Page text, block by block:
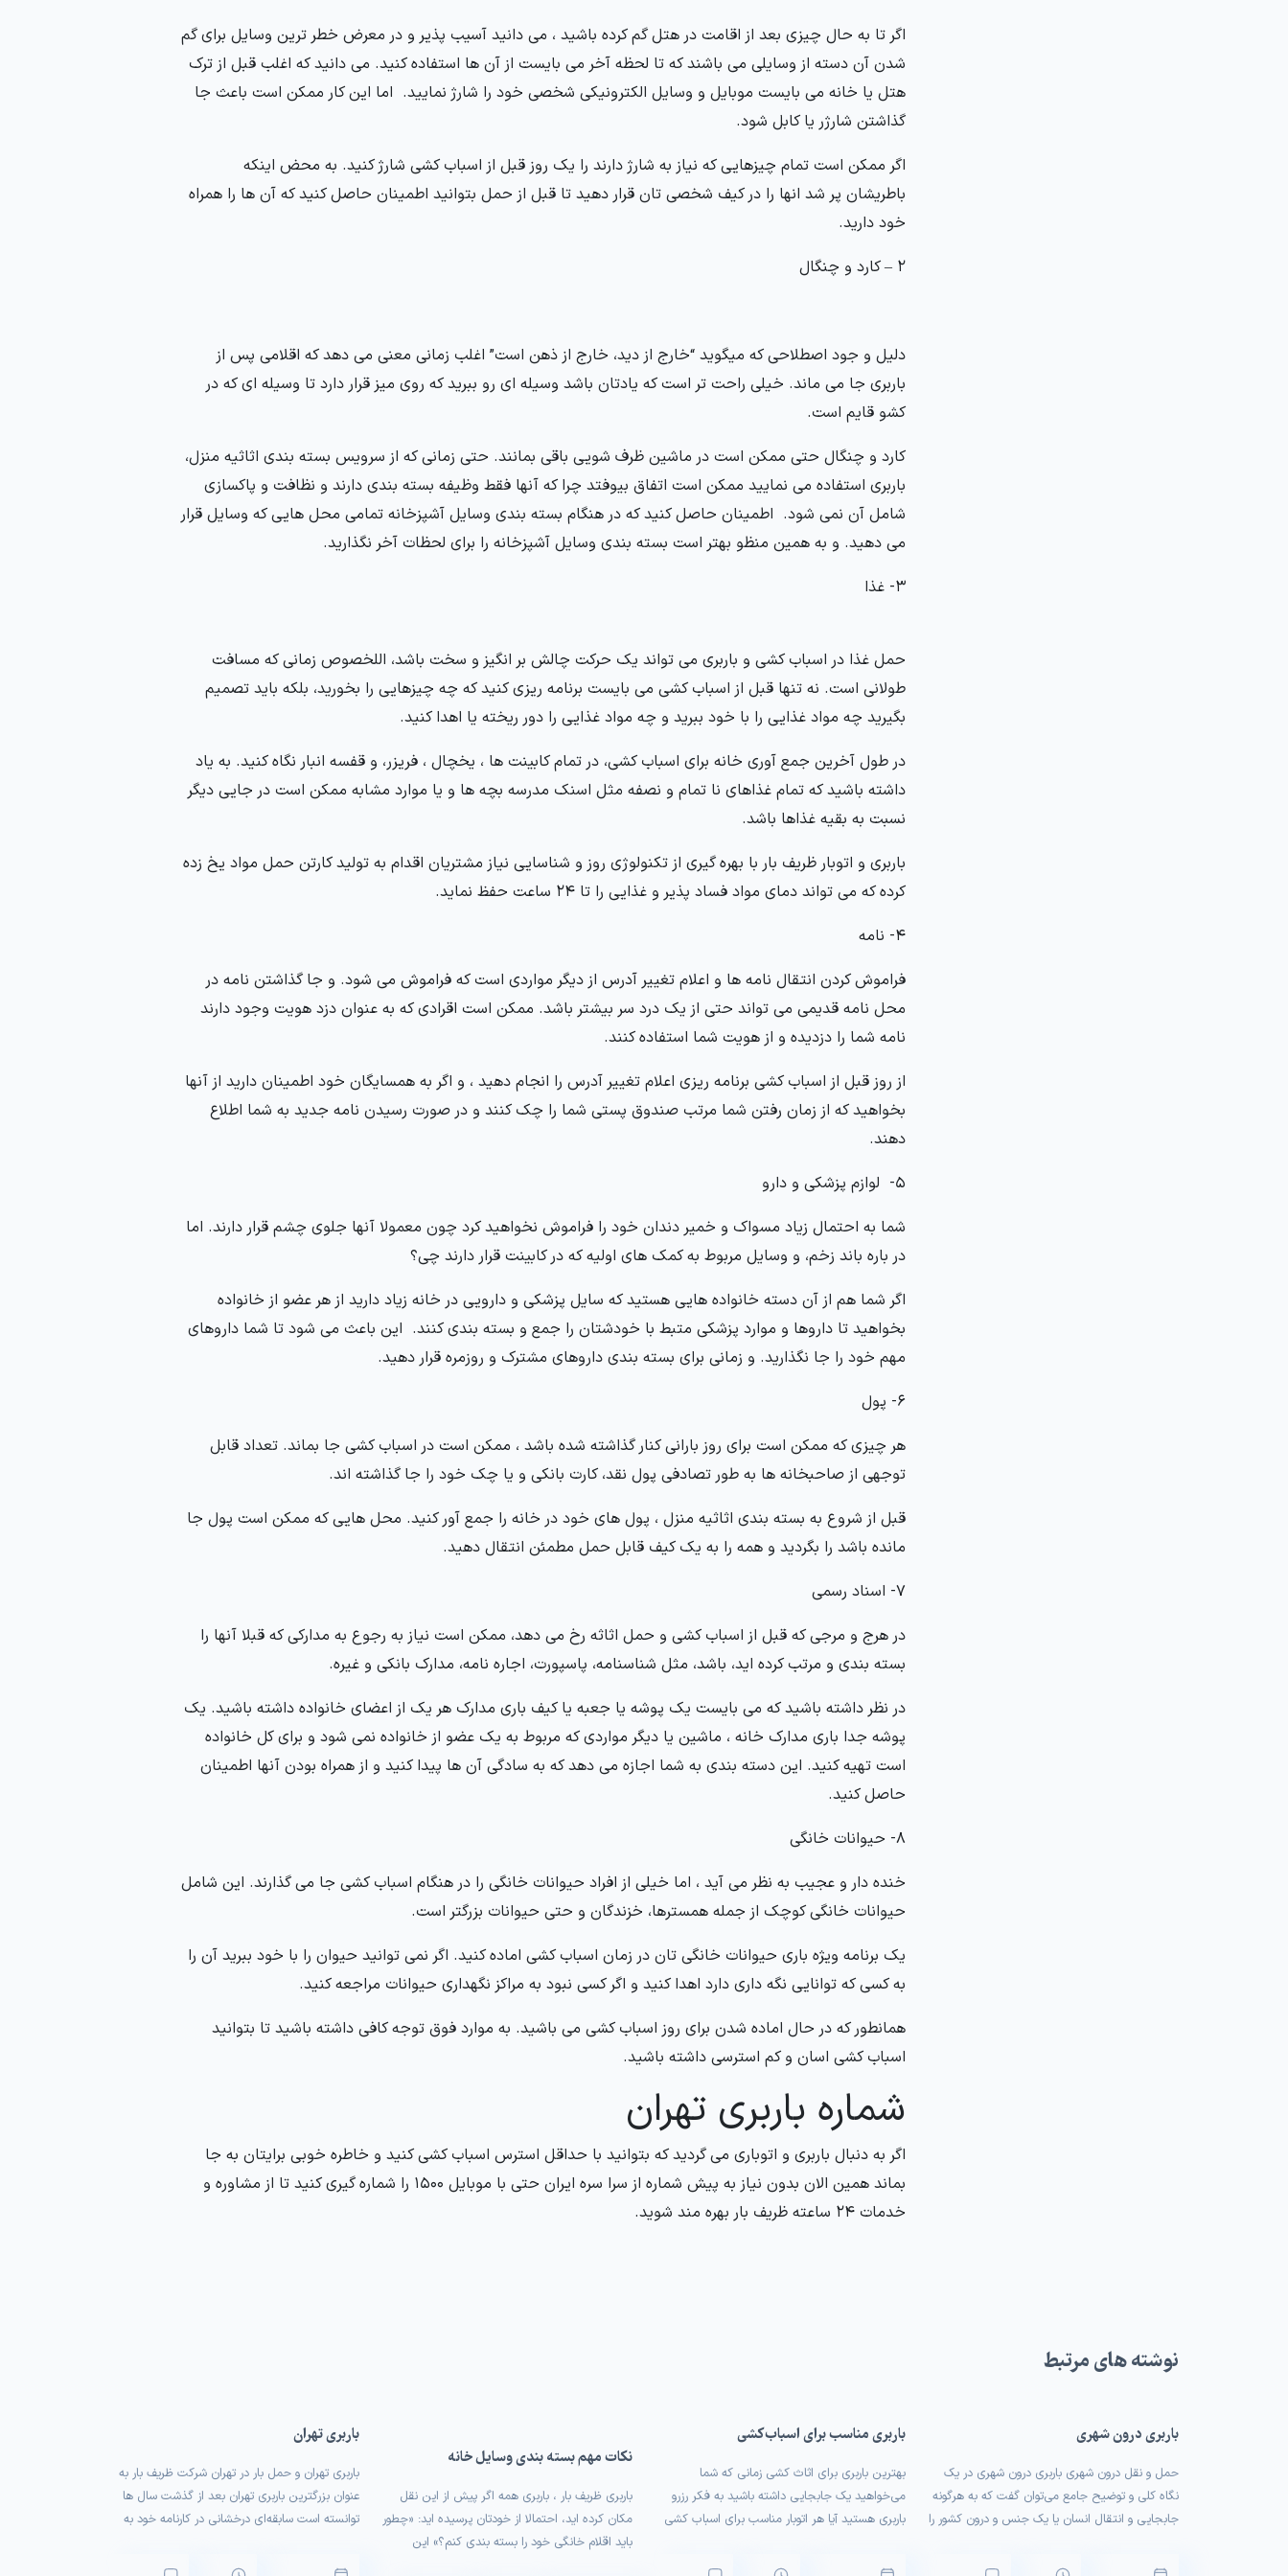
اگر تا به حال چیزی بعد از اقامت در هتل گم کرده باشید ، می دانید آسیب پذیر و در معرض خطر ترین وسایل برای گم
شدن آن دسته از وسایلی می باشند که تا لحظه آخر می بایست از آن ها استفاده کنید. می دانید که اغلب قبل از ترک
هتل یا خانه می بایست موبایل و وسایل الکترونیکی شخصی خود را شارژ نمایید. اما این کار ممکن است باعث جا
گذاشتن شارژر یا کابل شود.
اگر ممکن است تمام چیزهایی که نیاز به شارژ دارند را یک روز قبل از اسباب کشی شارژ کنید. به محض اینکه
باطریشان پر شد انها را در کیف شخصی تان قرار دهید تا قبل از حمل بتوانید اطمینان حاصل کنید که آن ها را همراه
خود دارید.
2 – کارد و چنگال
دلیل و جود اصطلاحی که میگوید “خارج از دید، خارج از ذهن است” اغلب زمانی معنی می دهد که اقلامی پس از
باربری جا می ماند. خیلی راحت تر است که یادتان باشد وسیله ای رو ببرید که روی میز قرار دارد تا وسیله ای که در
کشو قایم است.
کارد و چنگال حتی ممکن است در ماشین ظرف شویی باقی بمانند. حتی زمانی که از سرویس بسته بندی اثاثیه منزل،
باربری استفاده می نمایید ممکن است اتفاق بیوفتد چرا که آنها فقط وظیفه بسته بندی دارند و نظافت و پاکسازی
شامل آن نمی شود. اطمینان حاصل کنید که در هنگام بسته بندی وسایل آشپزخانه تمامی محل هایی که وسایل قرار
می دهید. و به همین منظو بهتر است بسته بندی وسایل آشپزخانه را برای لحظات آخر نگذارید.
3- غذا
حمل غذا در اسباب کشی و باربری می تواند یک حرکت چالش بر انگیز و سخت باشد، اللخصوص زمانی که مسافت
طولانی است. نه تنها قبل از اسباب کشی می بایست برنامه ریزی کنید که چه چیزهایی را بخورید، بلکه باید تصمیم
بگیرید چه مواد غذایی را با خود ببرید و چه مواد غذایی را دور ریخته یا اهدا کنید.
در طول آخرین جمع آوری خانه برای اسباب کشی، در تمام کابینت ها ، یخچال ، فریزر، و قفسه انبار نگاه کنید. به یاد
داشته باشید که تمام غذاهای نا تمام و نصفه مثل اسنک مدرسه بچه ها و یا موارد مشابه ممکن است در جایی دیگر
نسبت به بقیه غذاها باشد.
باربری و اتوبار ظریف بار با بهره گیری از تکنولوژی روز و شناسایی نیاز مشتریان اقدام به تولید کارتن حمل مواد یخ زده
کرده که می تواند دمای مواد فساد پذیر و غذایی را تا 24 ساعت حفظ نماید.
4- نامه
فراموش کردن انتقال نامه ها و اعلام تغییر آدرس از دیگر مواردی است که فراموش می شود. و جا گذاشتن نامه در
محل نامه قدیمی می تواند حتی از یک درد سر بیشتر باشد. ممکن است اقرادی که به عنوان دزد هویت وجود دارند
نامه شما را دزدیده و از هویت شما استفاده کنند.
از روز قبل از اسباب کشی برنامه ریزی اعلام تغییر آدرس را انجام دهید ، و اگر به همسایگان خود اطمینان دارید از آنها
بخواهید که از زمان رفتن شما مرتب صندوق پستی شما را چک کنند و در صورت رسیدن نامه جدید به شما اطلاع
دهند.
5- لوازم پزشکی و دارو
شما به احتمال زیاد مسواک و خمیر دندان خود را فراموش نخواهید کرد چون معمولا آنها جلوی چشم قرار دارند. اما
در باره باند زخم، و وسایل مربوط به کمک های اولیه که در کابینت قرار دارند چی؟
اگر شما هم از آن دسته خانواده هایی هستید که سایل پزشکی و دارویی در خانه زیاد دارید از هر عضو از خانواده
بخواهید تا داروها و موارد پزشکی متبط با خودشتان را جمع و بسته بندی کنند. این باعث می شود تا شما داروهای
مهم خود را جا نگذارید. و زمانی برای بسته بندی داروهای مشترک و روزمره قرار دهید.
6- پول
هر چیزی که ممکن است برای روز بارانی کنار گذاشته شده باشد ، ممکن است در اسباب کشی جا بماند. تعداد قابل
توجهی از صاحبخانه ها به طور تصادفی پول نقد، کارت بانکی و یا چک خود را جا گذاشته اند.
قبل از شروع به بسته بندی اثاثیه منزل ، پول های خود در خانه را جمع آور کنید. محل هایی که ممکن است پول جا
مانده باشد را بگردید و همه را به یک کیف قابل حمل مطمئن انتقال دهید.
7- اسناد رسمی
در هرج و مرجی که قبل از اسباب کشی و حمل اثاثه رخ می دهد، ممکن است نیاز به رجوع به مدارکی که قبلا آنها را
بسته بندی و مرتب کرده اید، باشد، مثل شناسنامه، پاسپورت، اجاره نامه، مدارک بانکی و غیره.
در نظر داشته باشید که می بایست یک پوشه یا جعبه یا کیف باری مدارک هر یک از اعضای خانواده داشته باشید. یک
پوشه جدا باری مدارک خانه ، ماشین یا دیگر مواردی که مربوط به یک عضو از خانواده نمی شود و برای کل خانواده
است تهیه کنید. این دسته بندی به شما اجازه می دهد که به سادگی آن ها پیدا کنید و از همراه بودن آنها اطمینان
حاصل کنید.
8- حیوانات خانگی
خنده دار و عجیب به نظر می آید ، اما خیلی از افراد حیوانات خانگی را در هنگام اسباب کشی جا می گذارند. این شامل
حیوانات خانگی کوچک از جمله همسترها، خزندگان و حتی حیوانات بزرگتر است.
یک برنامه ویژه باری حیوانات خانگی تان در زمان اسباب کشی اماده کنید. اگر نمی توانید حیوان را با خود ببرید آن را
به کسی که توانایی نگه داری دارد اهدا کنید و اگر کسی نبود به مراکز نگهداری حیوانات مراجعه کنید.
همانطور که در حال اماده شدن برای روز اسباب کشی می باشید. به موارد فوق توجه کافی داشته باشید تا بتوانید
اسباب کشی اسان و کم استرسی داشته باشید.
شماره باربری تهران
اگر به دنبال باربری و اتوباری می گردید که بتوانید با حداقل استرس اسباب کشی کنید و خاطره خوبی برایتان به جا
بماند همین الان بدون نیاز به پیش شماره از سرا سره ایران حتی با موبایل 1500 را شماره گیری کنید تا از مشاوره و
خدمات 24 ساعته ظریف بار بهره مند شوید.
نوشته های مرتبط
باربری درون شهری
حمل و نقل درون شهری باربری درون‌ شهری در یک
نگاه کلی و توضیح جامع می‌توان گفت که به هرگونه
جابجایی و انتقال انسان یا یک جنس و درون کشور را
کشور می‌تواند برای آن و مردمش بسیار سود ده
باربری مناسب برای اسباب کشی
بهترین باربری برای اثاث کشی زمانی که شما
می‌خواهید یک جابجایی داشته باشید به فکر رزرو
باربری هستید آیا هر اتوبار مناسب برای اسباب کشی
مواردی است که باید به آن توجه کرد ظریف بار به
نکات مهم بسته بندی وسایل خانه
باربری ظریف بار ، باربری همه اگر پیش از این نقل
مکان کرده اید، احتمالا از خودتان پرسیده اید: «چطور
باید اقلام خانگی خود را بسته بندی کنم؟» این
باربری تهران
باربری تهران و حمل بار در تهران شرکت ظریف بار به
عنوان بزرگترین باربری تهران بعد از گذشت سال ها
توانسته است سابقه‌ای درخشانی در کارنامه خود به
شماره 1500 تماس حاصل فرمایید. تهران پایتخت